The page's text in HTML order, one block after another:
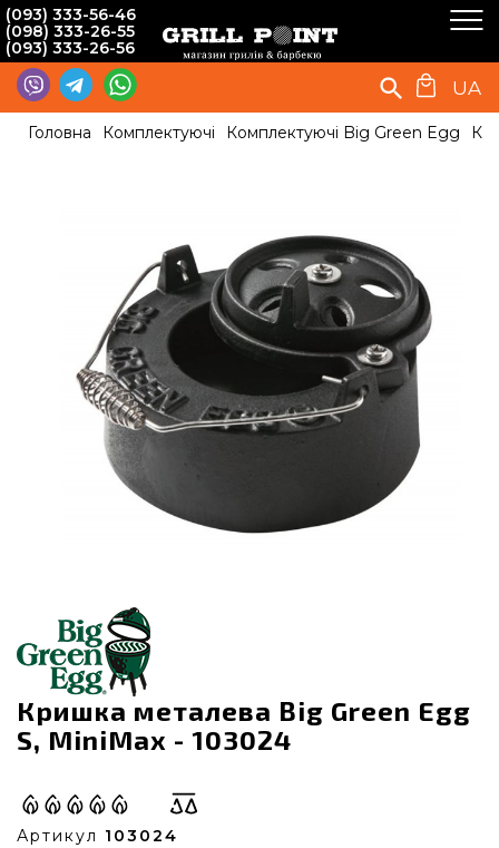
(093) 333-56-46
(098) 333-26-55
(093) 333-26-56
UA
Головна Комплектуючі Комплектуючі Big Green Egg
Кришка металева Big Green Egg
S, MiniMax - 103024
Артикул 103024